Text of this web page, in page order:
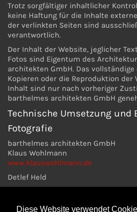
Diese Website verwendet
Trotz sorgfältiger inhaltlicher
keine Haftung für die Inhalte
der verlinkten Seiten sind
verantwortlich.
Der Inhalt der Website, jeglicher
Fotos sind Eigentum des
architekten GmbH. Das vollständige
Kopieren oder die Reproduktion der
Inhalt sind nur nach vorheriger
barthelmes architekten GmbH
Technische Umsetzung und
Fotografie
barthelmes architekten GmbH
Klaus Wohlmann
www.klauswohlmann.de
Detlef Held